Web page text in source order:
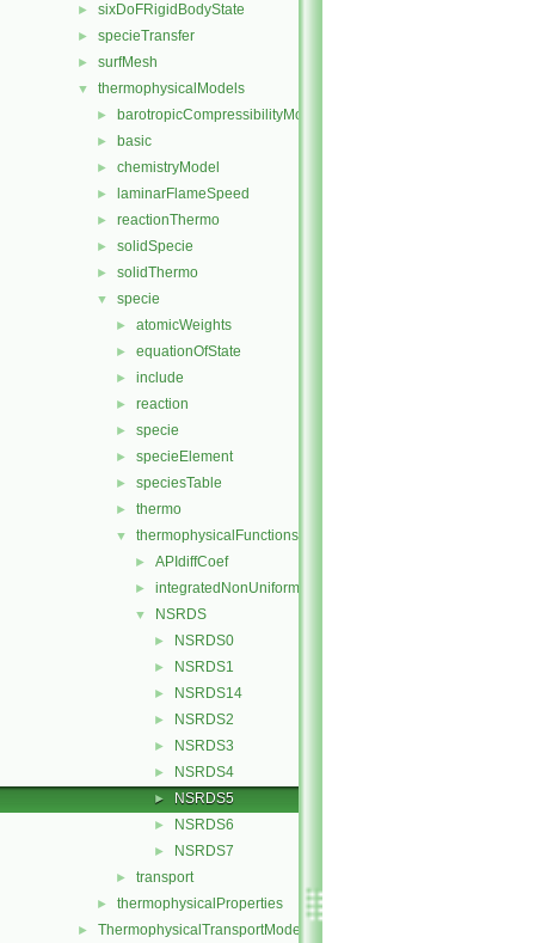
► sixDoFRigidBodyState
► specieTransfer
► surfMesh
▼ thermophysicalModels
► barotropicCompressibilityModel
► basic
► chemistryModel
► laminarFlameSpeed
► reactionThermo
► solidSpecie
► solidThermo
▼ specie
► atomicWeights
► equationOfState
► include
► reaction
► specie
► specieElement
► speciesTable
► thermo
▼ thermophysicalFunctions
► APIdiffCoef
► integratedNonUniformTable1
▼ NSRDS
► NSRDS0
► NSRDS1
► NSRDS14
► NSRDS2
► NSRDS3
► NSRDS4
► NSRDS5
► NSRDS6
► NSRDS7
► transport
► thermophysicalProperties
► ThermophysicalTransportModels